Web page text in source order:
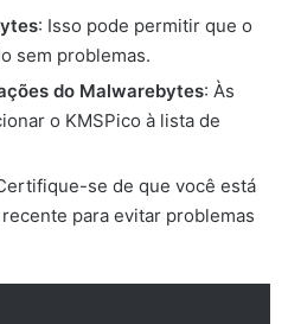
: Isso pode permitir que o
sem problemas.
do Malwarebytes: Às
o KMSPico à lista de
se de que você está
para evitar problemas